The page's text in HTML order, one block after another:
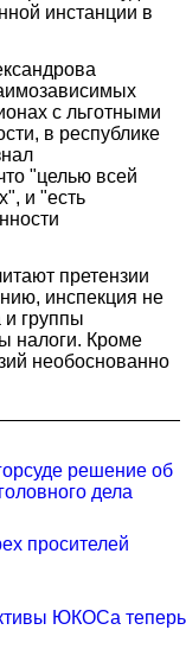
инстанции в
с льготными
в республике
"целью всей
и "есть
претензии
инспекция не
группы
налоги. Кроме
необоснованно
решение об
дела
просителей
ЮКОСа теперь